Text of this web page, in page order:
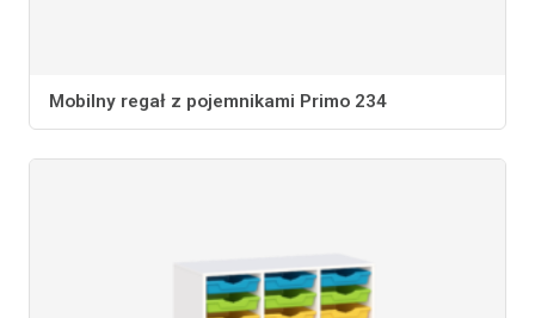
Mobilny regał z pojemnikami Primo 234